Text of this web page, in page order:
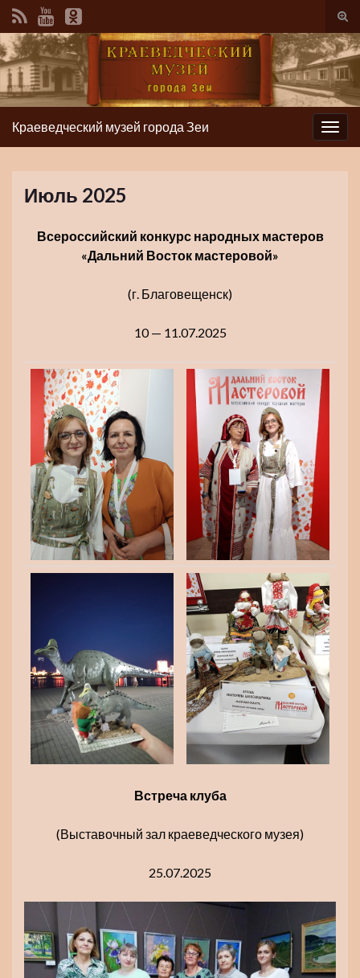
Вкл/
Вкл/
выкл
Краеведческий музей города Зеи
Июль 2025
Всероссийский конкурс народных мастеров
«Дальний Восток мастеровой»
(г. Благовещенск)
10 — 11.07.2025
Встреча клуба
(Выставочный зал краеведческого музея)
25.07.2025